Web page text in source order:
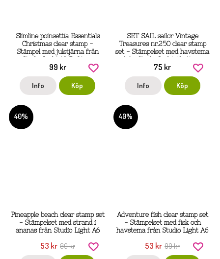
Slimline poinsettia Essentials
Christmas clear stamp -
Stämpel med julstjärna från
99 kr
Info Köp
SET SAIL sailor Vintage
Treasures nr.250 clear stamp
set - Stämpelset med havstema
75 kr
Info Köp
40%
Pineapple beach clear stamp set
- Stämpelset med strand i
ananas från Studio Light A6
53 kr 89 kr
40%
Adventure fish clear stamp set
- Stämpelset med fisk och
havstema från Studio Light A6
53 kr 89 kr